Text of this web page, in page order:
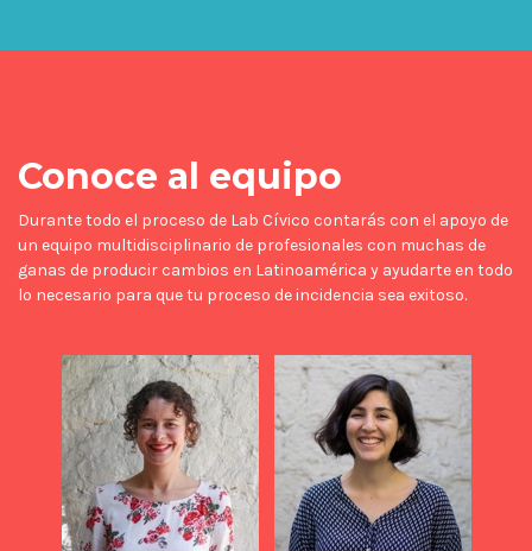
Conoce al equipo
Durante todo el proceso de Lab Cívico contarás con el apoyo de
un equipo multidisciplinario de profesionales con muchas de
ganas de producir cambios en Latinoamérica y ayudarte en todo
lo necesario para que tu proceso de incidencia sea exitoso.